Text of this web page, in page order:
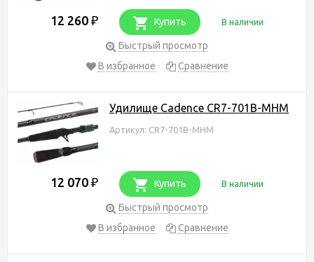
12 260 ₽ Купить В наличии
Быстрый просмотр
В избранное
Сравнение
Удилище Cadence CR7-701B-MHM
Артикул: CR7-701B-MHM
12 070 ₽ Купить В наличии
Быстрый просмотр
В избранное
Сравнение